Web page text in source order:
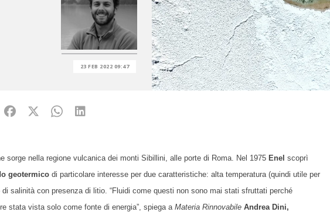
23 FEB 2022 09:47
sorge nella regione vulcanica dei monti Sibillini, alle porte di Roma. Nel 1975 Enel scoprì
geotermico di particolare interesse per due caratteristiche: alta temperatura (quindi utile per
salinità con presenza di litio. “Fluidi come questi non sono mai stati sfruttati perché
stata vista solo come fonte di energia”, spiega a Materia Rinnovabile Andrea Dini,